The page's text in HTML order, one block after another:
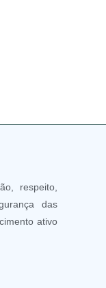
respeito,
das
ativo